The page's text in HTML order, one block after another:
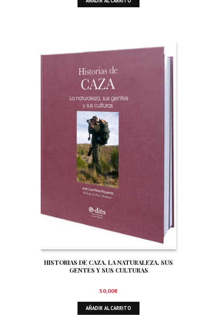
HISTORIAS DE CAZA. LA NATURALEZA, SUS
GENTES Y SUS CULTURAS
50,00€
AÑADIR AL CARRITO